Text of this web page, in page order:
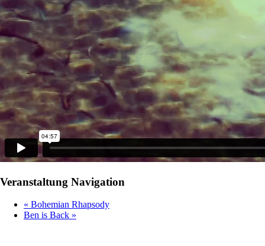
Veranstaltung Navigation
« Bohemian Rhapsody
Ben is Back »